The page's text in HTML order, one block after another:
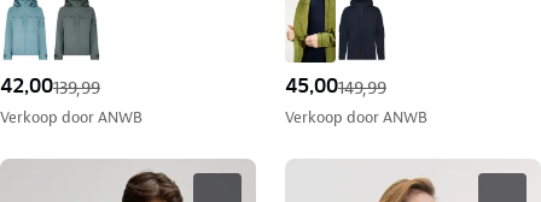
42,00139,99
Verkoop doorANWB
45,00149,99
Verkoop doorANWB